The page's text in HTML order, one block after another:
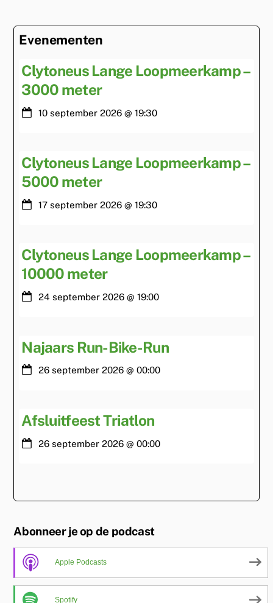
Evenementen
Clytoneus Lange Loopmeerkamp –
3000 meter
10 september 2026 @ 19:30
Clytoneus Lange Loopmeerkamp –
5000 meter
17 september 2026 @ 19:30
Clytoneus Lange Loopmeerkamp –
10000 meter
24 september 2026 @ 19:00
Najaars Run-Bike-Run
26 september 2026 @ 00:00
Afsluitfeest Triatlon
26 september 2026 @ 00:00
Abonneer je op de podcast
Apple Podcasts
Spotify